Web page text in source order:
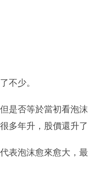
不少。
是否等於當初看泡
多年升，股價還升了
表泡沫愈來愈大，